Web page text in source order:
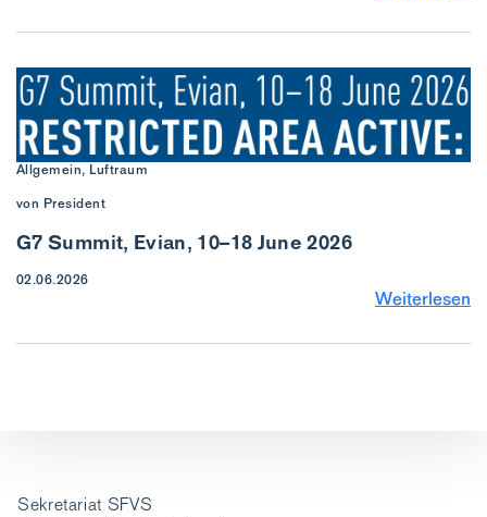
Allgemein, Luftraum
von President
G7 Summit, Evian, 10–18 June 2026
02.06.2026
Weiterlesen
Sekretariat SFVS